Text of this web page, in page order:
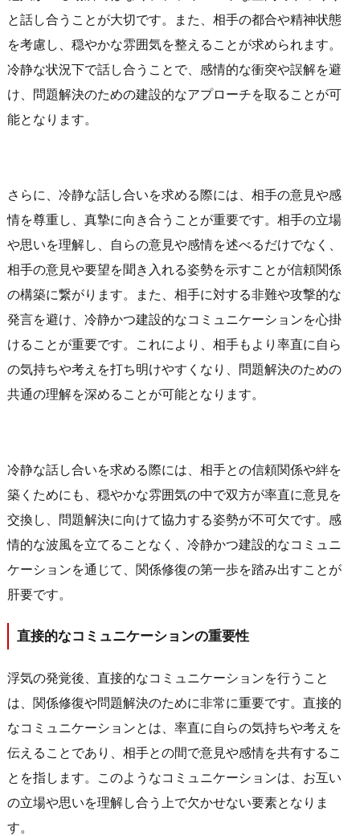
と話し合うことが大切です。また、相手の都合や精神状態
を考慮し、穏やかな雰囲気を整えることが求められます。
冷静な状況下で話し合うことで、感情的な衝突や誤解を避
け、問題解決のための建設的なアプローチを取ることが可
能となります。
さらに、冷静な話し合いを求める際には、相手の意見や感
情を尊重し、真摯に向き合うことが重要です。相手の立場
や思いを理解し、自らの意見や感情を述べるだけでなく、
相手の意見や要望を聞き入れる姿勢を示すことが信頼関係
の構築に繋がります。また、相手に対する非難や攻撃的な
発言を避け、冷静かつ建設的なコミュニケーションを心掛
けることが重要です。これにより、相手もより率直に自ら
の気持ちや考えを打ち明けやすくなり、問題解決のための
共通の理解を深めることが可能となります。
冷静な話し合いを求める際には、相手との信頼関係や絆を
築くためにも、穏やかな雰囲気の中で双方が率直に意見を
交換し、問題解決に向けて協力する姿勢が不可欠です。感
情的な波風を立てることなく、冷静かつ建設的なコミュニ
ケーションを通じて、関係修復の第一歩を踏み出すことが
肝要です。
直接的なコミュニケーションの重要性
浮気の発覚後、直接的なコミュニケーションを行うこと
は、関係修復や問題解決のために非常に重要です。直接的
なコミュニケーションとは、率直に自らの気持ちや考えを
伝えることであり、相手との間で意見や感情を共有するこ
とを指します。このようなコミュニケーションは、お互い
の立場や思いを理解し合う上で欠かせない要素となりま
す。